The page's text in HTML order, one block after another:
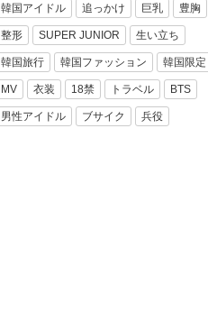
韓国アイドル 追っかけ 巨乳 豊胸
整形 SUPER JUNIOR 生い立ち
韓国旅行 韓国ファッション 韓国限定
MV 衣装 18禁 トラベル BTS
男性アイドル ブサイク 兵役